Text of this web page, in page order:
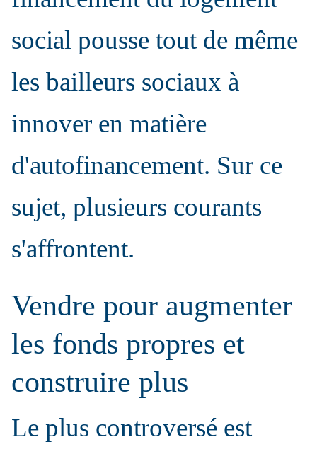
social pousse tout de même
les bailleurs sociaux à
innover en matière
d'autofinancement. Sur ce
sujet, plusieurs courants
s'affrontent.
Vendre pour augmenter
les fonds propres et
construire plus
Le plus controversé est